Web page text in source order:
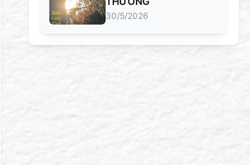
30/5/2026